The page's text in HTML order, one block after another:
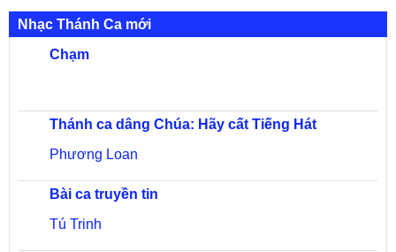
Nhạc Thánh Ca mới
Chạm
Thánh ca dâng Chúa: Hãy cất Tiếng Hát
Phương Loan
Bài ca truyền tin
Tú Trinh